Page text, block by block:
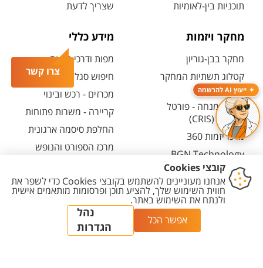
צרו קשר
ייעוץ AI להרשמה
תוכניות בין-לאומיות
שצריך לדעת
מחקר ויזמות
מחקר בבן-גוריון
קטלוג תשתיות המחקר
(אנגלית)
חיפוש מנחה - פורטל
המחקר (CRIS)
מרכז יזמות 360
BGN Technology
Transfer
פארק ההייטק
משרות אקדמיות
מידע כללי
מפות ודרכי הגעה
חיפוש סגל ופרטי קשר
מכרזים - רכש ובינוי
קריירה - משרות פתוחות
החלפת סיסמה ארגונית
מרכז הספורט והנופש
חירום